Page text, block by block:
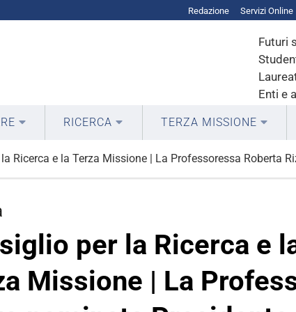
Redazione Servizi Online
Futuri
Enti e
RICERCA TERZA MISSIONE
Ricerca e la Terza Missione | La Professoressa Roberta
per la Ricerca e
Missione | La